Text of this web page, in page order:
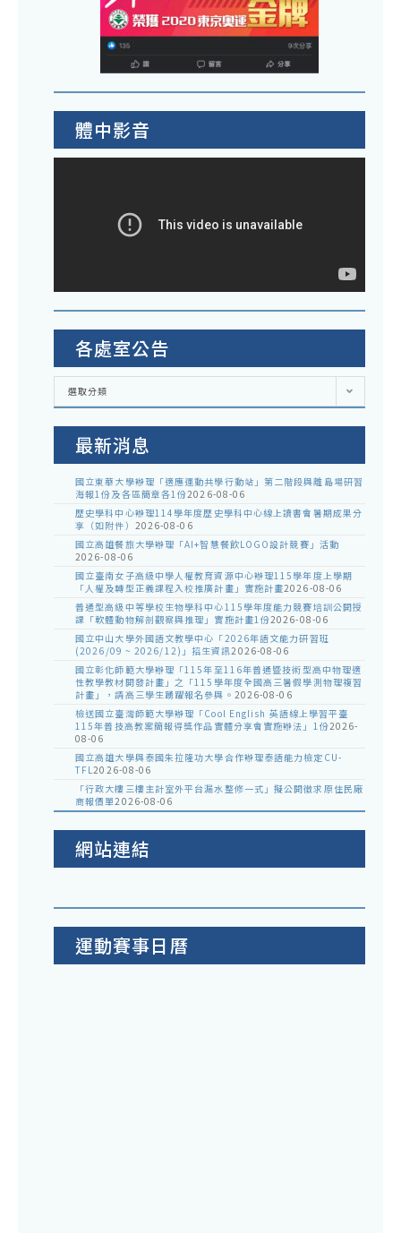
體中影音
各處室公告
各
室
選取分類
最新消息
國立東華大學辦理「適應運動共學行動站」第二階段與離島場研習
海報1份及各區簡章各1份2026-08-06
歷史學科中心辦理114學年度歷史學科中心線上讀書會暑期成果分
享（如附件） 2026-08-06
國立高雄餐旅大學辦理「AI+智慧餐飲LOGO設計競賽」活動
2026-08-06
國立臺南女子高級中學人權教育資源中心辦理115學年度上學期
「人權及轉型正義課程入校推廣計畫」實施計畫2026-08-06
普通型高級中等學校生物學科中心115學年度能力競賽培訓公開授
課「軟體動物解剖觀察與推理」實施計畫1份2026-08-06
國立中山大學外國語文教學中心「2026年語文能力研習班
(2026/09 ~ 2026/12)」招生資訊2026-08-06
國立彰化師範大學辦理「115年至116年普通暨技術型高中物理適
性教學教材開發計畫」之「115學年度全國高三暑假學測物理複習
計畫」，請高三學生踴躍報名參與。 2026-08-06
檢送國立臺灣師範大學辦理「Cool English 英語線上學習平臺
115年普技高教案簡報得獎作品實體分享會實施辦法」1份2026-
08-06
國立高雄大學與泰國朱拉隆功大學合作辦理泰語能力檢定CU-
TFL2026-08-06
「行政大樓三樓主計室外平台漏水整修一式」擬公開徵求原住民廠
商報價單2026-08-06
網站連結
運動賽事日曆